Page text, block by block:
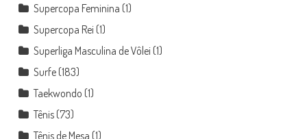
Supercopa Feminina (1)
Supercopa Rei (1)
Superliga Masculina de Vôlei (1)
Surfe(183)
Taekwondo (1)
Tênis(73)
Tênis de Mesa (1)